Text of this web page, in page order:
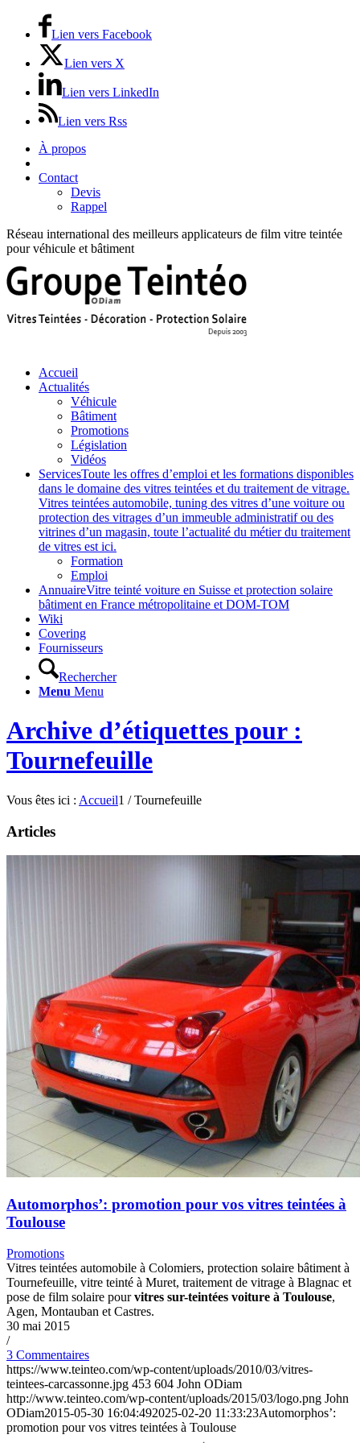
Lien vers Facebook
Lien vers X
Lien vers LinkedIn
Lien vers Rss
À propos
Contact
Devis
Rappel
Réseau international des meilleurs applicateurs de film vitre teintée
pour véhicule et bâtiment
Accueil
Actualités
Véhicule
Bâtiment
Promotions
Législation
Vidéos
ServicesToute les offres d’emploi et les formations disponibles
dans le domaine des vitres teintées et du traitement de vitrage.
Vitres teintées automobile, tuning des vitres d’une voiture ou
protection des vitrages d’un immeuble administratif ou des
vitrines d’un magasin, toute l’actualité du métier du traitement
de vitres est ici.
Formation
Emploi
AnnuaireVitre teinté voiture en Suisse et protection solaire
bâtiment en France métropolitaine et DOM-TOM
Wiki
Covering
Fournisseurs
Rechercher
Menu Menu
Archive d’étiquettes pour :
Tournefeuille
Vous êtes ici : Accueil1 / Tournefeuille
Articles
Automorphos’: promotion pour vos vitres teintées à
Toulouse
Promotions
Vitres teintées automobile à Colomiers, protection solaire bâtiment à
Tournefeuille, vitre teinté à Muret, traitement de vitrage à Blagnac et
pose de film solaire pourvitres sur-teintées voiture à Toulouse,
Agen, Montauban et Castres.
30 mai 2015
/
3 Commentaires
https://www.teinteo.com/wp-content/uploads/2010/03/vitres-
teintees-carcassonne.jpg 453 604 John ODiam
http://www.teinteo.com/wp-content/uploads/2015/03/logo.png John
ODiam2015-05-30 16:04:492025-02-20 11:33:23Automorphos’:
promotion pour vos vitres teintées à Toulouse